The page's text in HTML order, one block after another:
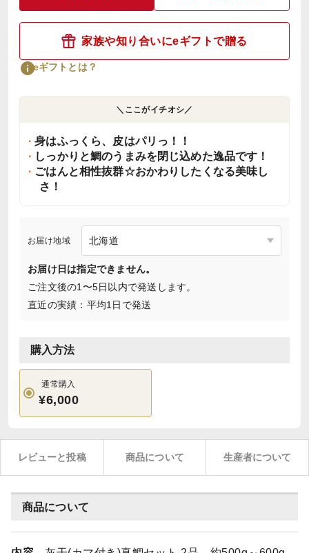
家族や知り合いにeギフトで贈る
eギフトとは？
＼ここがイチオシ／
身はふっくら、皮はパリっ！！
しっかりと鯛のうまみを閉じ込めた逸品です！
ごはんと相性抜群☆おかわりしたくなる美味し
さ！
お届け地域
お届け日は指定できません。
ご注文後の1〜5日以内で発送します。
直近の実績：平均1日で発送
購入方法
通常購入
¥6,000
レビューと投稿 商品について 生産者について
商品について